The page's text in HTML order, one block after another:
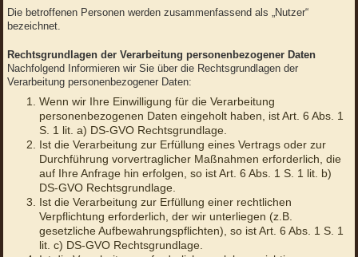
Die betroffenen Personen werden zusammenfassend als „Nutzer“
bezeichnet.
Rechtsgrundlagen der Verarbeitung personenbezogener Daten
Nachfolgend Informieren wir Sie über die Rechtsgrundlagen der
Verarbeitung personenbezogener Daten:
Wenn wir Ihre Einwilligung für die Verarbeitung
personenbezogenen Daten eingeholt haben, ist Art. 6 Abs. 1
S. 1 lit. a) DS-GVO Rechtsgrundlage.
Ist die Verarbeitung zur Erfüllung eines Vertrags oder zur
Durchführung vorvertraglicher Maßnahmen erforderlich, die
auf Ihre Anfrage hin erfolgen, so ist Art. 6 Abs. 1 S. 1 lit. b)
DS-GVO Rechtsgrundlage.
Ist die Verarbeitung zur Erfüllung einer rechtlichen
Verpflichtung erforderlich, der wir unterliegen (z.B.
gesetzliche Aufbewahrungspflichten), so ist Art. 6 Abs. 1 S. 1
lit. c) DS-GVO Rechtsgrundlage.